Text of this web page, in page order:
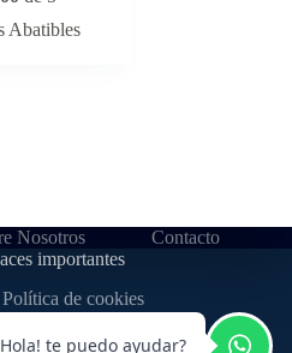
Abatibles
Nosotros
Contacto
importantes
Política de cookies
Protección de Datos